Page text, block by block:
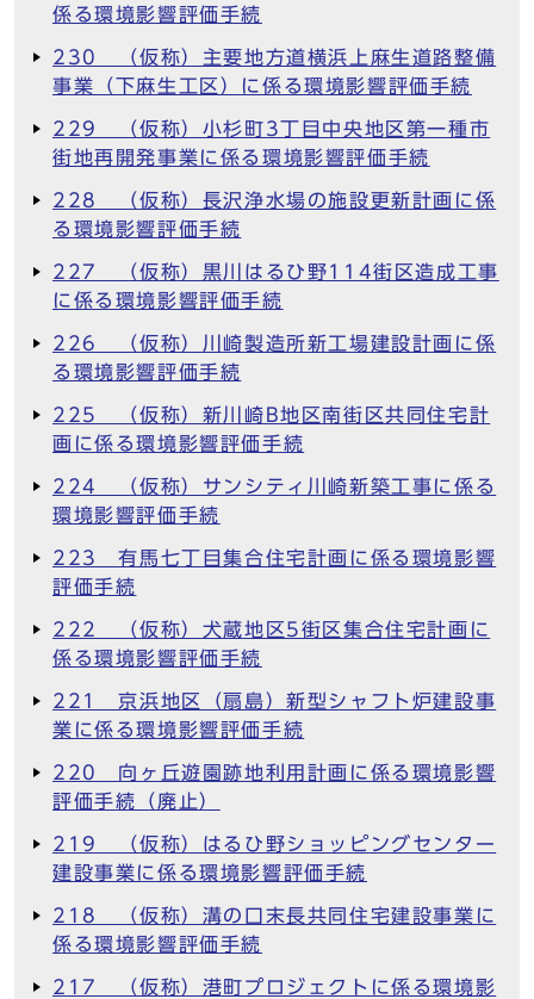
係る環境影響評価手続
230 （仮称）主要地方道横浜上麻生道路整備
事業（下麻生工区）に係る環境影響評価手続
229 （仮称）小杉町3丁目中央地区第一種市
街地再開発事業に係る環境影響評価手続
228 （仮称）長沢浄水場の施設更新計画に係
る環境影響評価手続
227 （仮称）黒川はるひ野114街区造成工事
に係る環境影響評価手続
226 （仮称）川崎製造所新工場建設計画に係
る環境影響評価手続
225 （仮称）新川崎B地区南街区共同住宅計
画に係る環境影響評価手続
224 （仮称）サンシティ川崎新築工事に係る
環境影響評価手続
223 有馬七丁目集合住宅計画に係る環境影響
評価手続
222 （仮称）犬蔵地区5街区集合住宅計画に
係る環境影響評価手続
221 京浜地区（扇島）新型シャフト炉建設事
業に係る環境影響評価手続
220 向ヶ丘遊園跡地利用計画に係る環境影響
評価手続（廃止）
219 （仮称）はるひ野ショッピングセンター
建設事業に係る環境影響評価手続
218 （仮称）溝の口末長共同住宅建設事業に
係る環境影響評価手続
217 （仮称）港町プロジェクトに係る環境影